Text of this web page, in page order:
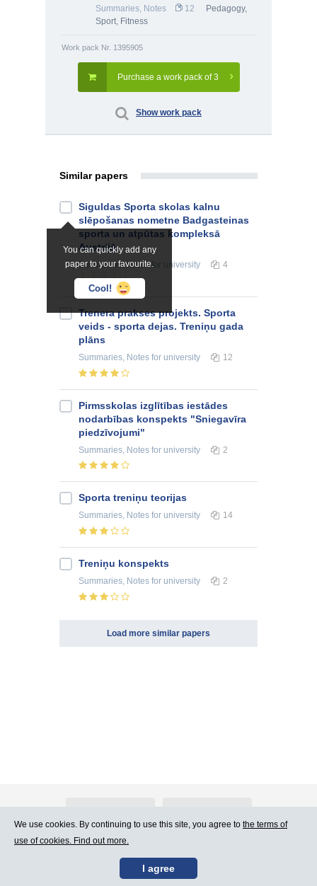
Summaries, Notes 12 Pedagogy,
Sport, Fitness
Work pack Nr. 1395905
Purchase a work pack of 3
Show work pack
Similar papers
You can quickly add any
paper to your favourite.
Cool!
Siguldas Sporta skolas kalnu
slēpošanas nometne Badgasteinas
sporta un atpūtas kompleksā
Austrijā
Summaries, Notesfor university 4
Trenera prakses projekts. Sporta
veids - sporta dejas. Treniņu gada
plāns
Summaries, Notes for university 12
Pirmsskolas izglītības iestādes
nodarbības konspekts "Sniegavīra
piedzīvojumi"
Summaries, Notes for university 2
Sporta treniņu teorijas
Summaries, Notes for university 14
Treniņu konspekts
Summaries, Notes for university 2
Load more similar papers
Contact Us Terms of Use
We use cookies. By continuing to use this site, you agree to the terms of
use of cookies. Find out more.
I agree